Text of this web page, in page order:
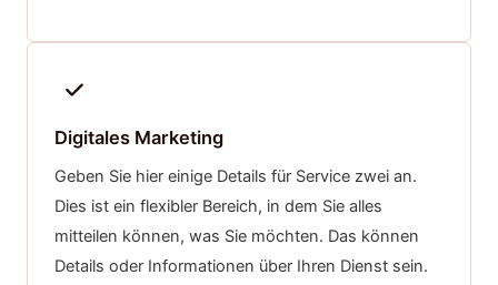
Digitales Marketing
Geben Sie hier einige Details für Service zwei an.
Dies ist ein flexibler Bereich, in dem Sie alles
mitteilen können, was Sie möchten. Das können
Details oder Informationen über Ihren Dienst sein.